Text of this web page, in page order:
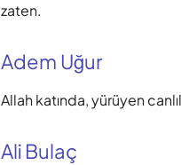
zaten.
Adem Uğur
Allah katında, yürüyen
Ali Bulaç